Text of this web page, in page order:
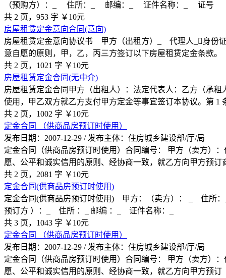
（预购方）：_ 住所：_ 邮编：_ 证件名称：_ 证号
共 2 页，953 字 ￥10元
房屋租赁定金意向合同(意向)
房屋租赁定金意向协议书 甲方（出租方）_ 代理人_￿身
意自愿的原则，甲，乙，丙三方签订以下房屋租赁定金条款
共 2 页，1021 字 ￥10元
房屋租赁定金合同(无中介)
房屋租赁定金合同甲方（出租人）：法定代表人：乙方（承
使用，甲乙双方就乙方支付甲方定金等事宜签订本协议。第 1
共 2 页，1002 字 ￥10元
定金合同 （供商品房预订时使用）
发布日期：2007-12-29 / 发布主体：住房城乡建设部/厅/局
定金合同（供商品房预订时使用）合同编号： 甲方（卖方）
愿、公平和诚实信用的原则、经协商一致，就乙方向甲方预订
共 2 页，2081 字 ￥10元
定金合同(供商品房预订时使用)
定金合同(供商品房预订时使用) 甲方：（卖方）： _ 住所
预订方 ）：_ 住所 ：_ 邮编 ：_ 证件名称：_
共 3 页，1043 字 ￥10元
定金合同 （供商品房预订时使用）
发布日期：2007-12-29 / 发布主体：住房城乡建设部/厅/局
定金合同（供商品房预订时使用）合同编号： 甲方（卖方）
愿、公平和诚实信用的原则、经协商一致，就乙方向甲方预订